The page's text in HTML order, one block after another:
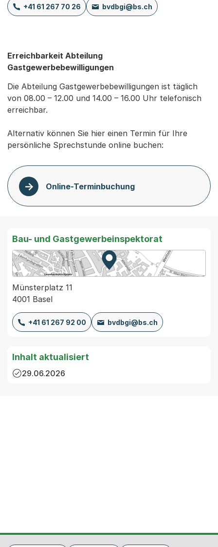
+41 61 267 70 26 bvdbgi@bs.ch
Erreichbarkeit Abteilung
Gastgewerbebewilligungen
Die Abteilung Gastgewerbebewilligungen ist täglich
von 08.00 – 12.00 und 14.00 – 16.00 Uhr telefonisch
erreichbar.
Alternativ können Sie hier einen Termin für Ihre
persönliche Sprechstunde online buchen:
Online-Terminbuchung
Bau- und Gastgewerbeinspektorat
Zur Karte von MapBS.
Externer Link, wird in einem
Münsterplatz 11
4001 Basel
+41 61 267 92 00 bvdbgi@bs.ch
Inhalt aktualisiert
29.06.2026